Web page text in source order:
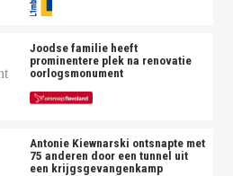
Joodse familie heeft
prominentere plek na renovatie
oorlogsmonument
Antonie Kiewnarski ontsnapte met
75 anderen door een tunnel uit
een krijgsgevangenkamp